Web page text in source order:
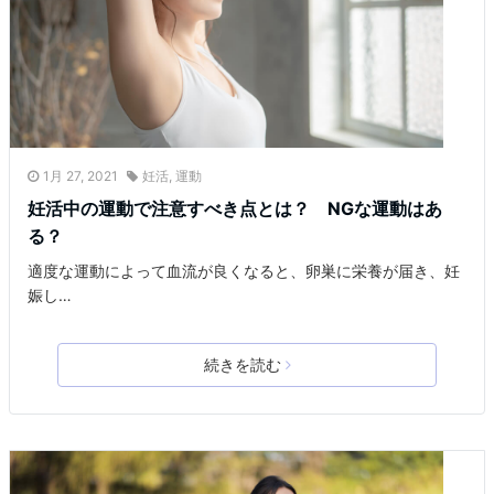
1月 27, 2021 妊活, 運動
妊活中の運動で注意すべき点とは？ NGな運動はあ
る？
適度な運動によって血流が良くなると、卵巣に栄養が届き、妊
娠し…
続きを読む